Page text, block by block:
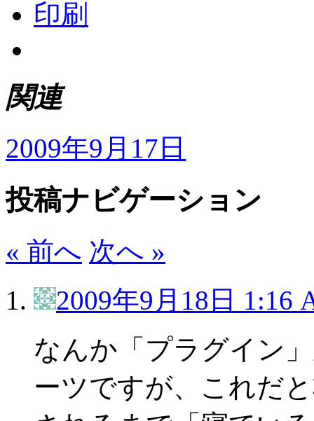
印刷
関連
2009年9月17日
投稿ナビゲーション
« 前へ 次へ »
2009年9月18日 1:16
なんか「プラグイン
ーツですが、これだ